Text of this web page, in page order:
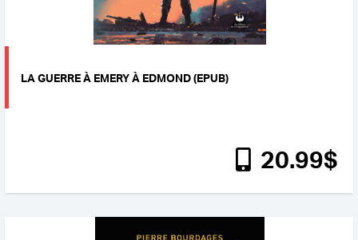
LA GUERRE À EMERY À EDMOND (EPUB)
20.99$